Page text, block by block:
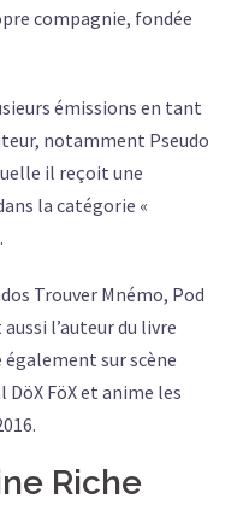
compagnie, fondée
émissions en tant
notamment Pseudo
il reçoit une
la catégorie «
Trouver Mnémo, Pod
l’auteur du livre
également sur scène
FöX et anime les
Riche